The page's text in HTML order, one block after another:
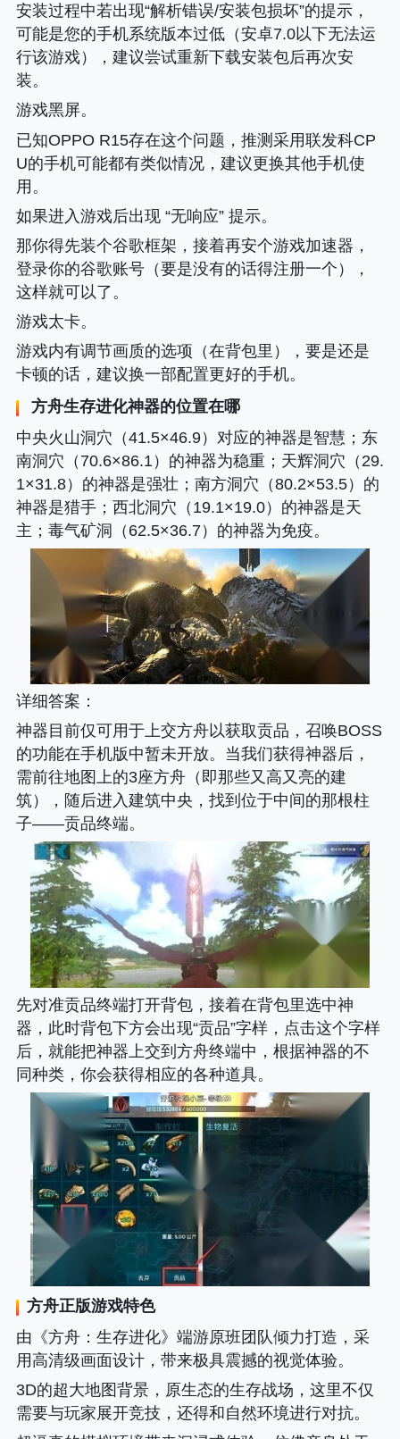
安装过程中若出现“解析错误/安装包损坏”的提示，
可能是您的手机系统版本过低（安卓7.0以下无法运
行该游戏），建议尝试重新下载安装包后再次安
装。
游戏黑屏。
已知OPPO R15存在这个问题，推测采用联发科CP
U的手机可能都有类似情况，建议更换其他手机使
用。
如果进入游戏后出现 “无响应” 提示。
那你得先装个谷歌框架，接着再安个游戏加速器，
登录你的谷歌账号（要是没有的话得注册一个），
这样就可以了。
游戏太卡。
游戏内有调节画质的选项（在背包里），要是还是
卡顿的话，建议换一部配置更好的手机。
方舟生存进化神器的位置在哪
中央火山洞穴（41.5×46.9）对应的神器是智慧；东
南洞穴（70.6×86.1）的神器为稳重；天辉洞穴（29.
1×31.8）的神器是强壮；南方洞穴（80.2×53.5）的
神器是猎手；西北洞穴（19.1×19.0）的神器是天
主；毒气矿洞（62.5×36.7）的神器为免疫。
详细答案 ：
神器目前仅可用于上交方舟以获取贡品，召唤BOSS
的功能在手机版中暂未开放。当我们获得神器后，
需前往地图上的3座方舟（即那些又高又亮的建
筑），随后进入建筑中央，找到位于中间的那根柱
子——贡品终端。
先对准贡品终端打开背包，接着在背包里选中神
器，此时背包下方会出现“贡品”字样，点击这个字样
后，就能把神器上交到方舟终端中，根据神器的不
同种类，你会获得相应的各种道具。
方舟正版游戏特色
由《方舟：生存进化》端游原班团队倾力打造，采
用高清级画面设计，带来极具震撼的视觉体验。
3D的超大地图背景，原生态的生存战场，这里不仅
需要与玩家展开竞技，还得和自然环境进行对抗。